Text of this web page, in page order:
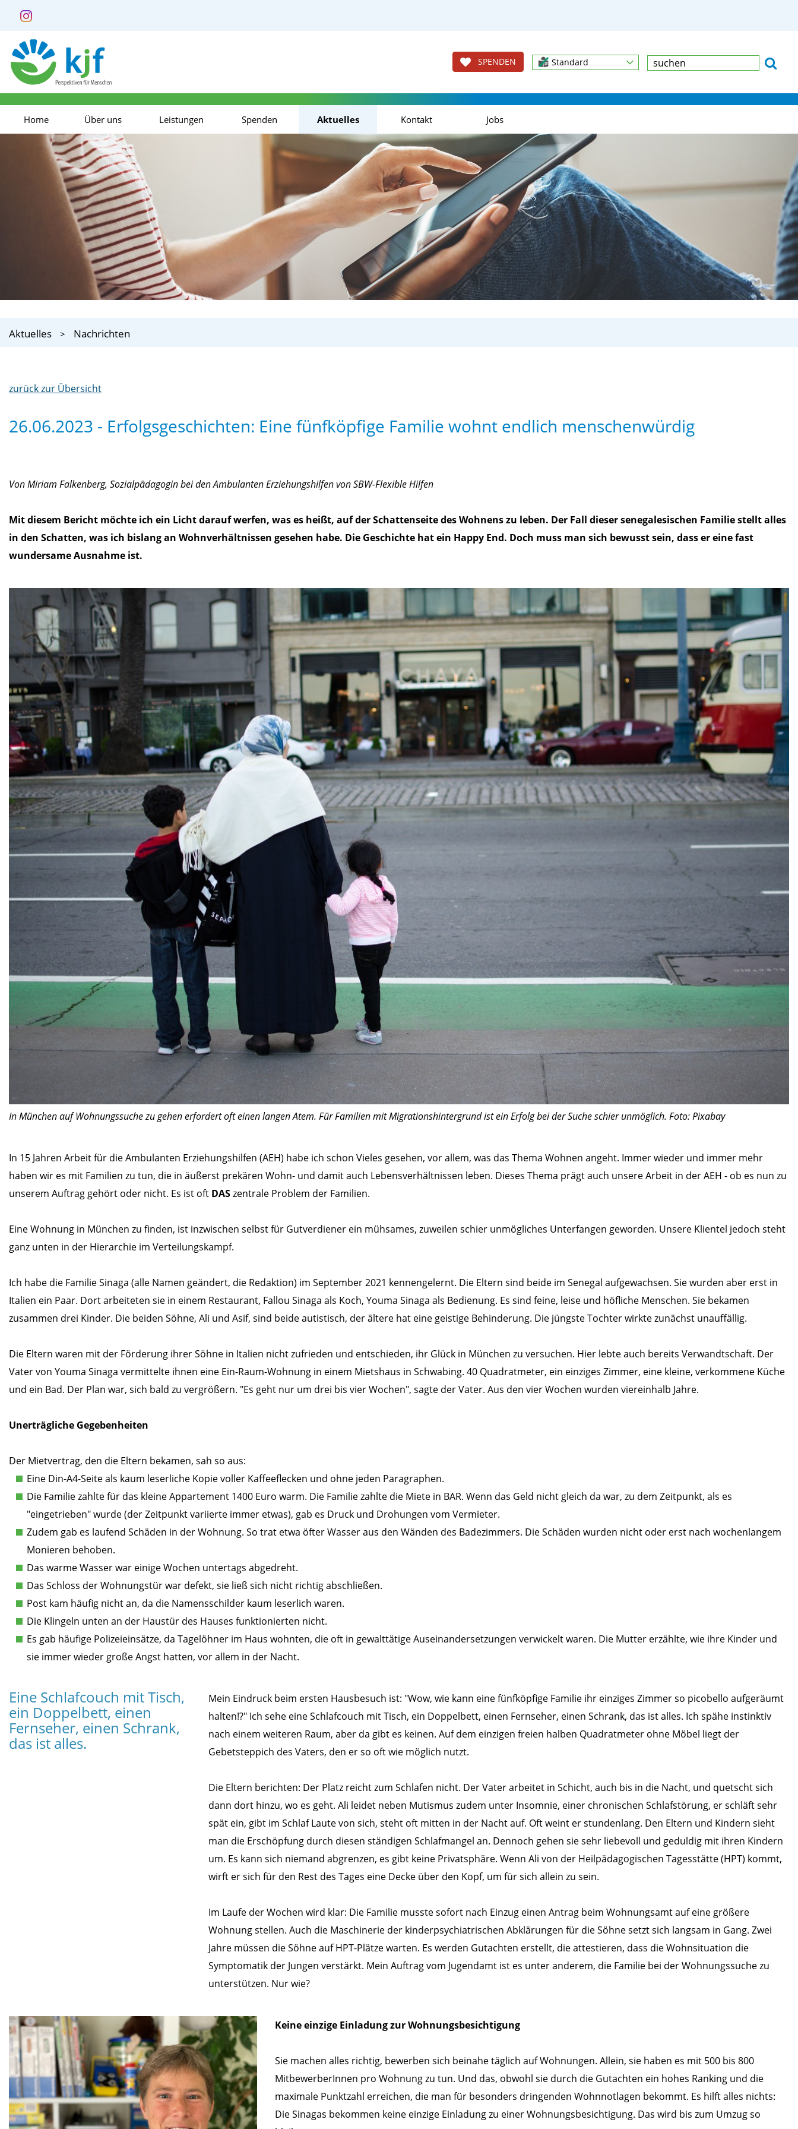
SPENDEN Standard
Home Über uns Leistungen Spenden Aktuelles Kontakt Jobs
Aktuelles Nachrichten
zurück zur Übersicht
26.06.2023 - Erfolgsgeschichten: Eine fünfköpfige Familie wohnt endlich menschenwürdig
Von Miriam Falkenberg, Sozialpädagogin bei den Ambulanten Erziehungshilfen von SBW-Flexible Hilfen
Mit diesem Bericht möchte ich ein Licht darauf werfen, was es heißt, auf der Schattenseite des Wohnens zu leben. Der Fall dieser senegalesischen Familie stellt alles
in den Schatten, was ich bislang an Wohnverhältnissen gesehen habe. Die Geschichte hat ein Happy End. Doch muss man sich bewusst sein, dass er eine fast
wundersame Ausnahme ist.
In München auf Wohnungssuche zu gehen erfordert oft einen langen Atem. Für Familien mit Migrationshintergrund ist ein Erfolg bei der Suche schier unmöglich. Foto: Pixabay
In 15 Jahren Arbeit für die Ambulanten Erziehungshilfen (AEH) habe ich schon Vieles gesehen, vor allem, was das Thema Wohnen angeht. Immer wieder und immer mehr
haben wir es mit Familien zu tun, die in äußerst prekären Wohn- und damit auch Lebensverhältnissen leben. Dieses Thema prägt auch unsere Arbeit in der AEH - ob es nun zu
unserem Auftrag gehört oder nicht. Es ist oft DASzentrale Problem der Familien.
Eine Wohnung in München zu finden, ist inzwischen selbst für Gutverdiener ein mühsames, zuweilen schier unmögliches Unterfangen geworden. Unsere Klientel jedoch steht
ganz unten in der Hierarchie im Verteilungskampf.
Ich habe die Familie Sinaga (alle Namen geändert, die Redaktion) im September 2021 kennengelernt. Die Eltern sind beide im Senegal aufgewachsen. Sie wurden aber erst in
Italien ein Paar. Dort arbeiteten sie in einem Restaurant, Fallou Sinaga als Koch, Youma Sinaga als Bedienung. Es sind feine, leise und höfliche Menschen. Sie bekamen
zusammen drei Kinder. Die beiden Söhne, Ali und Asif, sind beide autistisch, der ältere hat eine geistige Behinderung. Die jüngste Tochter wirkte zunächst unauffällig.
Die Eltern waren mit der Förderung ihrer Söhne in Italien nicht zufrieden und entschieden, ihr Glück in München zu versuchen. Hier lebte auch bereits Verwandtschaft. Der
Vater von Youma Sinaga vermittelte ihnen eine Ein-Raum-Wohnung in einem Mietshaus in Schwabing. 40 Quadratmeter, ein einziges Zimmer, eine kleine, verkommene Küche
und ein Bad. Der Plan war, sich bald zu vergrößern. "Es geht nur um drei bis vier Wochen", sagte der Vater. Aus den vier Wochen wurden viereinhalb Jahre.
Unerträgliche Gegebenheiten
Der Mietvertrag, den die Eltern bekamen, sah so aus:
Eine Din-A4-Seite als kaum leserliche Kopie voller Kaffeeflecken und ohne jeden Paragraphen.
Die Familie zahlte für das kleine Appartement 1400 Euro warm. Die Familie zahlte die Miete in BAR. Wenn das Geld nicht gleich da war, zu dem Zeitpunkt, als es
"eingetrieben" wurde (der Zeitpunkt variierte immer etwas), gab es Druck und Drohungen vom Vermieter.
Zudem gab es laufend Schäden in der Wohnung. So trat etwa öfter Wasser aus den Wänden des Badezimmers. Die Schäden wurden nicht oder erst nach wochenlangem
Monieren behoben.
Das warme Wasser war einige Wochen untertags abgedreht.
Das Schloss der Wohnungstür war defekt, sie ließ sich nicht richtig abschließen.
Post kam häufig nicht an, da die Namensschilder kaum leserlich waren.
Die Klingeln unten an der Haustür des Hauses funktionierten nicht.
Es gab häufige Polizeieinsätze, da Tagelöhner im Haus wohnten, die oft in gewalttätige Auseinandersetzungen verwickelt waren. Die Mutter erzählte, wie ihre Kinder und
sie immer wieder große Angst hatten, vor allem in der Nacht.
Eine Schlafcouch mit Tisch,
ein Doppelbett, einen
Fernseher, einen Schrank,
das ist alles.
Mein Eindruck beim ersten Hausbesuch ist: "Wow, wie kann eine fünfköpfige Familie ihr einziges Zimmer so picobello aufgeräumt
halten!?" Ich sehe eine Schlafcouch mit Tisch, ein Doppelbett, einen Fernseher, einen Schrank, das ist alles. Ich spähe instinktiv
nach einem weiteren Raum, aber da gibt es keinen. Auf dem einzigen freien halben Quadratmeter ohne Möbel liegt der
Gebetsteppich des Vaters, den er so oft wie möglich nutzt.
Die Eltern berichten: Der Platz reicht zum Schlafen nicht. Der Vater arbeitet in Schicht, auch bis in die Nacht, und quetscht sich
dann dort hinzu, wo es geht. Ali leidet neben Mutismus zudem unter Insomnie, einer chronischen Schlafstörung, er schläft sehr
spät ein, gibt im Schlaf Laute von sich, steht oft mitten in der Nacht auf. Oft weint er stundenlang. Den Eltern und Kindern sieht
man die Erschöpfung durch diesen ständigen Schlafmangel an. Dennoch gehen sie sehr liebevoll und geduldig mit ihren Kindern
um. Es kann sich niemand abgrenzen, es gibt keine Privatsphäre. Wenn Ali von der Heilpädagogischen Tagesstätte (HPT) kommt,
wirft er sich für den Rest des Tages eine Decke über den Kopf, um für sich allein zu sein.
Im Laufe der Wochen wird klar: Die Familie musste sofort nach Einzug einen Antrag beim Wohnungsamt auf eine größere
Wohnung stellen. Auch die Maschinerie der kinderpsychiatrischen Abklärungen für die Söhne setzt sich langsam in Gang. Zwei
Jahre müssen die Söhne auf HPT-Plätze warten. Es werden Gutachten erstellt, die attestieren, dass die Wohnsituation die
Symptomatik der Jungen verstärkt. Mein Auftrag vom Jugendamt ist es unter anderem, die Familie bei der Wohnungssuche zu
unterstützen. Nur wie?
Keine einzige Einladung zur Wohnungsbesichtigung
Sie machen alles richtig, bewerben sich beinahe täglich auf Wohnungen. Allein, sie haben es mit 500 bis 800
MitbewerberInnen pro Wohnung zu tun. Und das, obwohl sie durch die Gutachten ein hohes Ranking und die
maximale Punktzahl erreichen, die man für besonders dringenden Wohnnotlagen bekommt. Es hilft alles nichts:
Die Sinagas bekommen keine einzige Einladung zu einer Wohnungsbesichtigung. Das wird bis zum Umzug so